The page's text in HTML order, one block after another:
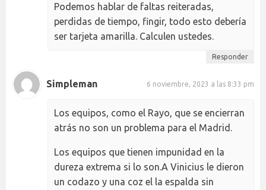
Podemos hablar de faltas reiteradas,
perdidas de tiempo, fingir, todo esto debería
ser tarjeta amarilla. Calculen ustedes.
Responder
Simpleman 6 noviembre, 2023 a las 8:33 pm
Los equipos, como el Rayo, que se encierran
atrás no son un problema para el Madrid.
Los equipos que tienen impunidad en la
dureza extrema si lo son.A Vinicius le dieron
un codazo y una coz el la espalda sin